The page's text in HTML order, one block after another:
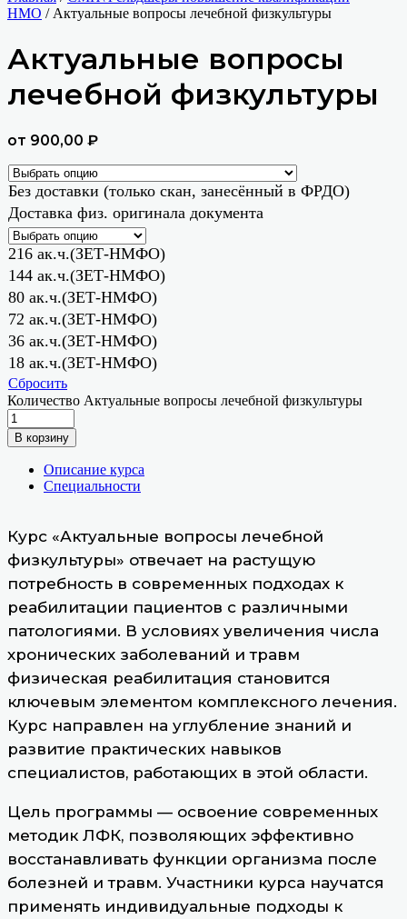
НМО / Актуальные вопросы лечебной физкультуры
Актуальные вопросы
лечебной физкультуры
от 900,00 ₽
Без доставки (только скан, занесённый в ФРДО)
Доставка физ. оригинала документа
216 ак.ч.(ЗЕТ-НМФО)
144 ак.ч.(ЗЕТ-НМФО)
80 ак.ч.(ЗЕТ-НМФО)
72 ак.ч.(ЗЕТ-НМФО)
36 ак.ч.(ЗЕТ-НМФО)
18 ак.ч.(ЗЕТ-НМФО)
Сбросить
Количество Актуальные вопросы лечебной физкультуры
В корзину
Описание курса
Специальности
Курс «Актуальные вопросы лечебной
физкультуры» отвечает на растущую
потребность в современных подходах к
реабилитации пациентов с различными
патологиями. В условиях увеличения числа
хронических заболеваний и травм
физическая реабилитация становится
ключевым элементом комплексного лечения.
Курс направлен на углубление знаний и
развитие практических навыков
специалистов, работающих в этой области.
Цель программы — освоение современных
методик ЛФК, позволяющих эффективно
восстанавливать функции организма после
болезней и травм. Участники курса научатся
применять индивидуальные подходы к